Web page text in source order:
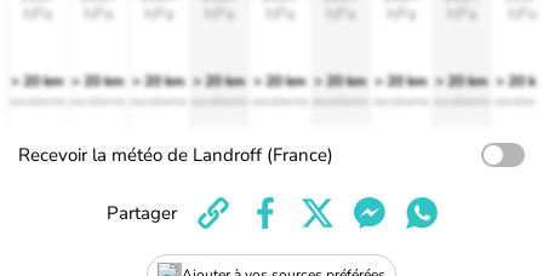
hPa
> 20 km
excellente
hPa
> 20 km
excellente
hPa
> 20 km
excellente
hPa
> 20 km
excellente
hPa
> 20 km
excellente
hPa
> 20 km
excellente
hPa
> 20 km
excellente
hPa
> 20 km
excellente
hPa
> 20
Recevoir la météo de Landroff (France)
Partager